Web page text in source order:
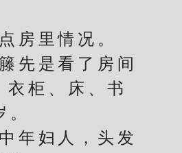
房里情况。
先是看了房间
柜、床、书
年妇人，头发